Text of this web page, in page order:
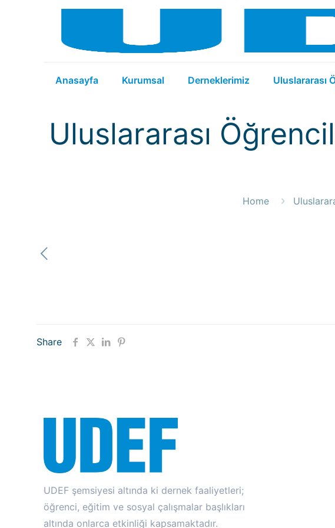
Anasayfa Kurumsal Derneklerimiz Uluslararası
Uluslararası
Home
Share
UDEF şemsiyesi altında ki dernek faaliyetleri;
öğrenci, eğitim ve sosyal çalışmalar başlıkları
altında onlarca etkinliği kapsamaktadır.